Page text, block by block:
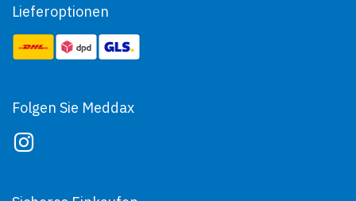
Lieferoptionen
Folgen Sie Meddax